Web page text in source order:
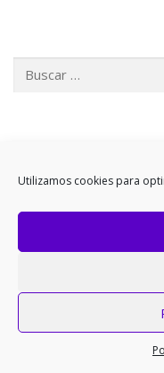
Utilizamos cookies para
Copyright © 2026